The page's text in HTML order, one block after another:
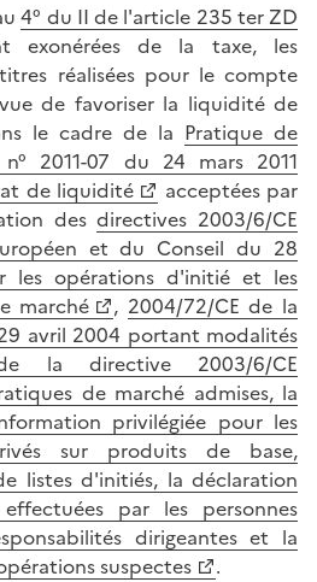
4° du II de l'article 235 ter ZD
exonérées de la taxe, les
réalisées pour le compte
de favoriser la liquidité de
le cadre de la Pratique de
2011-07 du 24 mars 2011
de liquidité
acceptées par
desdirectives 2003/6/CE
et du Conseil du 28
les opérations d'initié et les
marché
, 2004/72/CE de la
avril 2004 portant modalités
la directive 2003/6/CE
de marché admises, la
privilégiée pour les
sur produits de base,
listes d'initiés, la déclaration
par les personnes
dirigeantes et la
suspectes
.